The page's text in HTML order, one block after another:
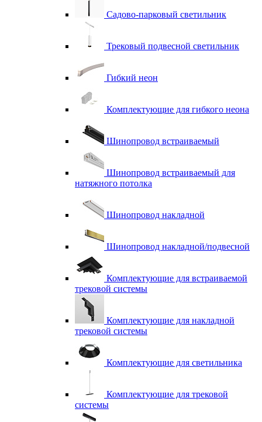
Садово-парковый светильник
Трековый подвесной светильник
Гибкий неон
Комплектующие для гибкого неона
Шинопровод встраиваемый
Шинопровод встраиваемый для
натяжного потолка
Шинопровод накладной
Шинопровод накладной/подвесной
Комплектующие для встраиваемой
трековой системы
Комплектующие для накладной
трековой системы
Комплектующие для светильника
Комплектующие для трековой
системы